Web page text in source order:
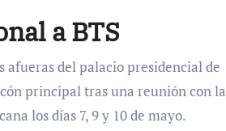
a BTS
afueras del palacio presidencial de
principal tras una reunión con la
los días 7, 9 y 10 de mayo.